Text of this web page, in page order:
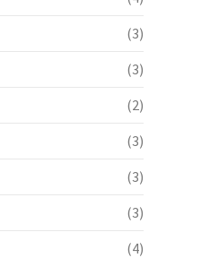
(3)
(3)
(2)
(3)
(3)
(3)
(4)